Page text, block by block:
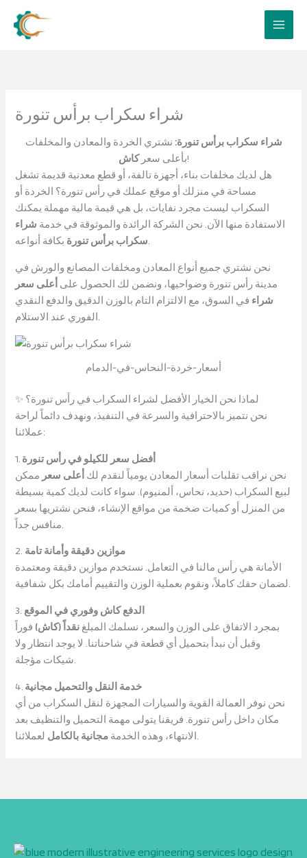
content
شراء سكراب برأس تنورة
شراء سكراب برأس تنورة: نشتري الخردة والمعادن والمخلفات
بأعلى سعركاش
!
هل لديك مخلفات بناء، أجهزة تالفة، أو قطع معدنية قديمة تشغل
مساحة في منزلك أو موقع عملك في رأس تنورة؟ الخردة أو
السكراب ليست مجرد نفايات، بل هي قيمة مالية مهملة يمكنك
الاستفادة منها الآن. نحن الشركة الرائدة والموثوقة في خدمة شراء
سكراب برأس تنورةبكافة أنواعه.
نحن نشتري جميع أنواع المعادن ومخلفات المصانع والورش في
مدينة رأس تنورة وضواحيها، ونضمن لك الحصول على أعلى سعر
شراء في السوق، مع الالتزام التام بالوزن الدقيق والدفع النقدي
الفوري عند الاستلام.
أسعار-خردة-النحاس-في-الدمام
✨ لماذا نحن الخيار الأفضل لشراء السكراب في رأس تنورة؟
نحن نتميز بالاحترافية والسرعة في التنفيذ، ونهدف دائماً لراحة
عملائنا:
1. أفضل سعر للكيلو في رأس تنورة
نحن نراقب تقلبات أسعار المعادن يومياً لنقدم لك أعلى سعر ممكن
لبيع السكراب (حديد، نحاس، ألمنيوم). سواء كانت لديك كمية بسيطة
من المنزل أو كميات ضخمة من مواقع الإنشاء، فنحن نشتريها بسعر
منافس جداً.
2. موازين دقيقة وأمانة تامة
الأمانة هي رأس مالنا في التعامل. نستخدم موازين دقيقة ومعتمدة
لضمان حقك كاملاً، ونقوم بعملية الوزن والتقييم أمامك بكل شفافية.
3. الدفع كاش وفوري في الموقع
بمجرد الاتفاق على الوزن والسعر، نسلمك المبلغ نقداً (كاش) فوراً
وقبل أن نبدأ بتحميل أي قطعة في شاحناتنا. لا يوجد انتظار ولا
شيكات مؤجلة.
4. خدمة النقل والتحميل مجانية
نحن نوفر العمالة القوية والسيارات المجهزة لنقل السكراب من أي
مكان داخل رأس تنورة. فريقنا يتولى مهمة التحميل والتنظيف بعد
الانتهاء، وهذه الخدمة مجانية بالكامل